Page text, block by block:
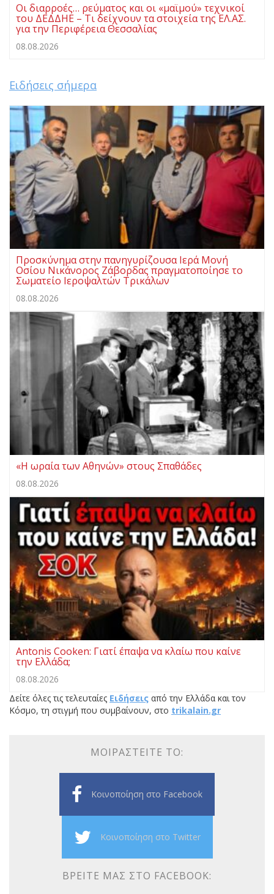
Οι διαρροές… ρεύματος και οι «μαϊμού» τεχνικοί
του ΔΕΔΔΗΕ – Τι δείχνουν τα στοιχεία της ΕΛ.ΑΣ.
για την Περιφέρεια Θεσσαλίας
08.08.2026
Ειδήσεις σήμερα
Προσκύνημα στην πανηγυρίζουσα Ιερά Μονή
Οσίου Νικάνορος Ζάβορδας πραγματοποίησε το
Σωματείο Ιεροψαλτών Τρικάλων
08.08.2026
«Η ωραία των Αθηνών» στους Σπαθάδες
08.08.2026
Antonis Cooken: Γιατί έπαψα να κλαίω που καίνε
την Ελλάδα;
08.08.2026
Δείτε όλες τις τελευταίες Ειδήσεις από την Ελλάδα και τον
Κόσμο, τη στιγμή που συμβαίνουν, στο trikalain.gr
ΜΟΙΡΑΣΤΕΊΤΕ ΤΟ:
Κοινοποίηση στο Facebook
Κοινοποίηση στο Twitter
ΒΡΕΊΤΕ ΜΑΣ ΣΤΟ FACEBOOK: